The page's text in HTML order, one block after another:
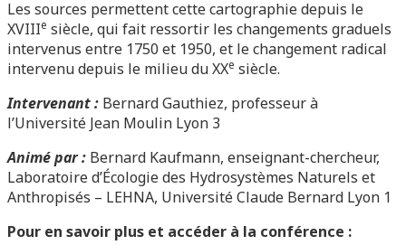
Les sources permettent cette cartographie depuis le
XVIIIe siècle, qui fait ressortir les changements graduels
intervenus entre 1750 et 1950, et le changement radical
intervenu depuis le milieu du XXe siècle.
Intervenant : Bernard Gauthiez, professeur à
l’Université Jean Moulin Lyon 3
Animé par : Bernard Kaufmann, enseignant-chercheur,
Laboratoire d’Écologie des Hydrosystèmes Naturels et
Anthropisés – LEHNA, Université Claude Bernard Lyon 1
Pour en savoir plus et accéder à la conférence :